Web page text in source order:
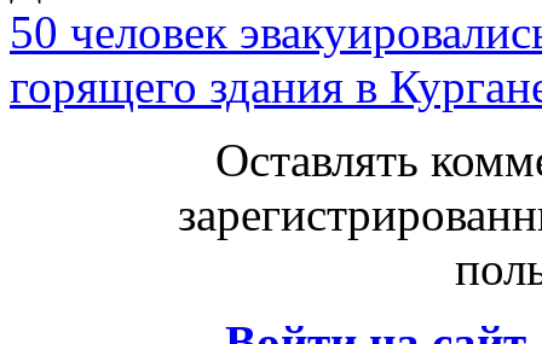
50 человек
горящего здания в
Оставлять